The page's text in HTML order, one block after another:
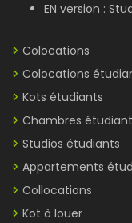
EN version :
Colocations
Colocations
Kots étudiants
Chambres
Studios étudiants
Appartements
Collocations
Kot à louer